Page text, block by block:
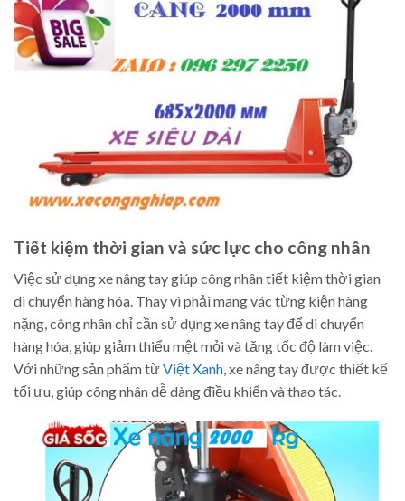
Tiết kiệm thời gian và sức lực cho công nhân
Việc sử dụng xe nâng tay giúp công nhân tiết kiệm thời gian
di chuyển hàng hóa. Thay vì phải mang vác từng kiện hàng
nặng, công nhân chỉ cần sử dụng xe nâng tay để di chuyển
hàng hóa, giúp giảm thiểu mệt mỏi và tăng tốc độ làm việc.
Với những sản phẩm từViệt Xanh, xe nâng tay được thiết kế
tối ưu, giúp công nhân dễ dàng điều khiển và thao tác.